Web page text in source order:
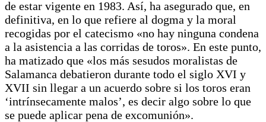
de estar vigente en 1983. Así, ha asegurado que, en
definitiva, en lo que refiere al dogma y la moral
recogidas por el catecismo «no hay ninguna condena
a la asistencia a las corridas de toros». En este punto,
ha matizado que «los más sesudos moralistas de
Salamanca debatieron durante todo el siglo XVI y
XVII sin llegar a un acuerdo sobre si los toros eran
‘intrínsecamente malos’, es decir algo sobre lo que
se puede aplicar pena de excomunión».